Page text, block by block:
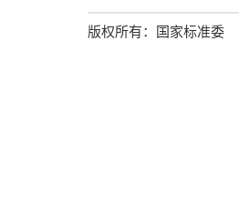
版权所有：国家标准委